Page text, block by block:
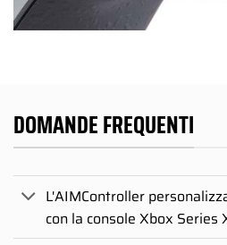
DOMANDE FREQUENTI
L'AIMController
con la console Xbox Series